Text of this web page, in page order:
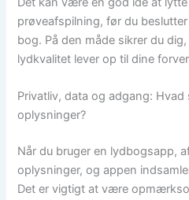
prøveafspilning, før du
bog. På den måde sikrer du
lydkvalitet lever op til dine
Privatliv, data og adgang: Hvad
oplysninger?
Når du bruger en lydbogsapp,
oplysninger, og appen
Det er vigtigt at være